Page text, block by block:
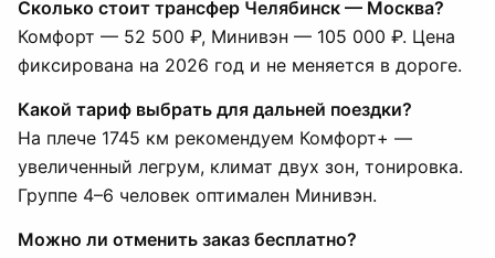
Сколько стоит трансфер Челябинск — Москва?
Комфорт — 52 500 ₽, Минивэн — 105 000 ₽. Цена
фиксирована на 2026 год и не меняется в дороге.
Какой тариф выбрать для дальней поездки?
На плече 1745 км рекомендуем Комфорт+ —
увеличенный легрум, климат двух зон, тонировка.
Группе 4–6 человек оптимален Минивэн.
Можно ли отменить заказ бесплатно?